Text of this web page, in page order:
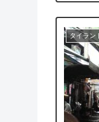
タイラン